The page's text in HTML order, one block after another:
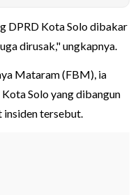
DPRD Kota Solo dibakar
dirusak," ungkapnya.
Mataram (FBM), ia
Solo yang dibangun
insiden tersebut.